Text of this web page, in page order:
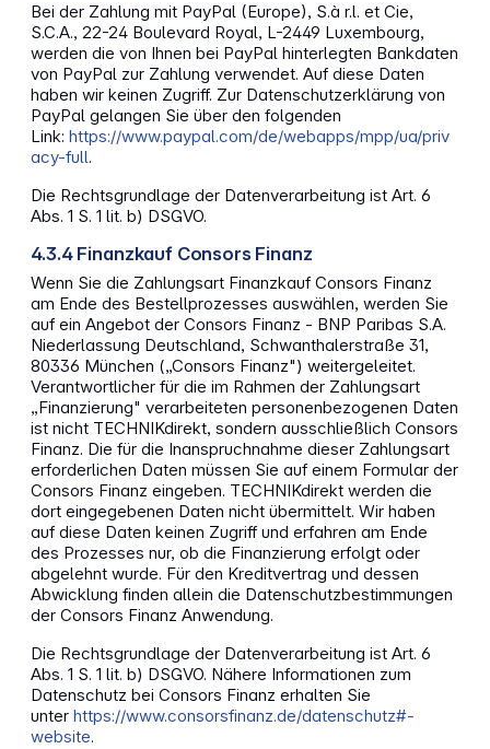
Bei der Zahlung mit PayPal (Europe), S.à r.l. et Cie,
S.C.A., 22-24 Boulevard Royal, L-2449 Luxembourg,
werden die von Ihnen bei PayPal hinterlegten Bankdaten
von PayPal zur Zahlung verwendet. Auf diese Daten
haben wir keinen Zugriff. Zur Datenschutzerklärung von
PayPal gelangen Sie über den folgenden
Link:https://www.paypal.com/de/webapps/mpp/ua/priv
acy-full.
Die Rechtsgrundlage der Datenverarbeitung ist Art. 6
Abs. 1 S. 1 lit. b) DSGVO.
4.3.4 Finanzkauf Consors Finanz
Wenn Sie die Zahlungsart Finanzkauf Consors Finanz
am Ende des Bestellprozesses auswählen, werden Sie
auf ein Angebot der Consors Finanz - BNP Paribas S.A.
Niederlassung Deutschland, Schwanthalerstraße 31,
80336 München („Consors Finanz") weitergeleitet.
Verantwortlicher für die im Rahmen der Zahlungsart
„Finanzierung" verarbeiteten personenbezogenen Daten
ist nicht TECHNIKdirekt, sondern ausschließlich Consors
Finanz. Die für die Inanspruchnahme dieser Zahlungsart
erforderlichen Daten müssen Sie auf einem Formular der
Consors Finanz eingeben. TECHNIKdirekt werden die
dort eingegebenen Daten nicht übermittelt. Wir haben
auf diese Daten keinen Zugriff und erfahren am Ende
des Prozesses nur, ob die Finanzierung erfolgt oder
abgelehnt wurde. Für den Kreditvertrag und dessen
Abwicklung finden allein die Datenschutzbestimmungen
der Consors Finanz Anwendung.
Die Rechtsgrundlage der Datenverarbeitung ist Art. 6
Abs. 1 S. 1 lit. b) DSGVO. Nähere Informationen zum
Datenschutz bei Consors Finanz erhalten Sie
unterhttps://www.consorsfinanz.de/datenschutz#-
website.